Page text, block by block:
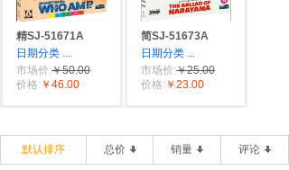
精SJ-51671A
日期分类 ...
市场价:￥50.00
价格: ￥46.00
简SJ-51673A
日期分类 ...
市场价:￥25.00
价格: ￥23.00
默认排序 总价 销量 评论